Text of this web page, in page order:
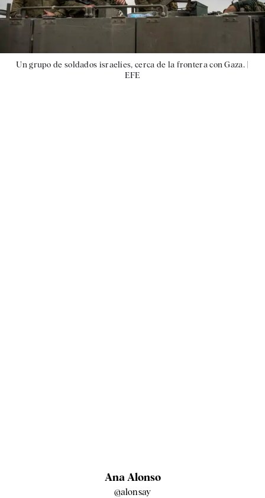
Un grupo de soldados israelíes, cerca de la frontera con Gaza. |
EFE
Ana Alonso
@alonsay